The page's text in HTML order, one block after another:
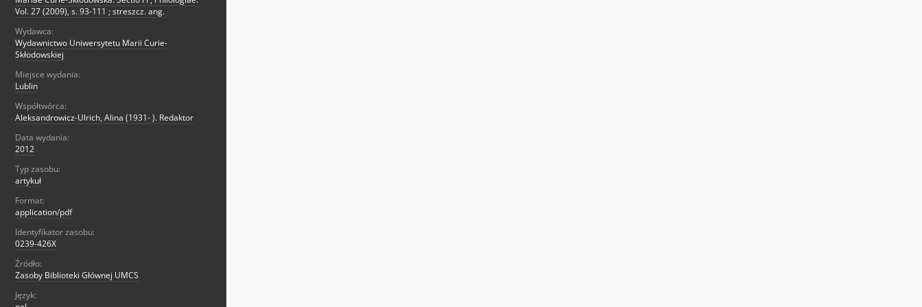
Vol. 27 (2009), s. 93-111 ; streszcz. ang.
Wydawca:
Wydawnictwo Uniwersytetu Marii Curie-
Skłodowskiej
Miejsce wydania:
Lublin
Współtwórca:
Aleksandrowicz-Ulrich, Alina (1931- ). Redaktor
Data wydania:
2012
Typ zasobu:
artykuł
Format:
application/pdf
Identyfikator zasobu:
0239-426X
Źródło:
Zasoby Biblioteki Głównej UMCS
Język: